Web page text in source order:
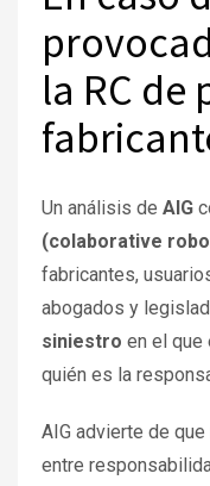
la RC de
Un análisis de AIG
(colaborative
fabricantes,
abogados y
siniestro en el que
quién es la
AIG advierte de
entre